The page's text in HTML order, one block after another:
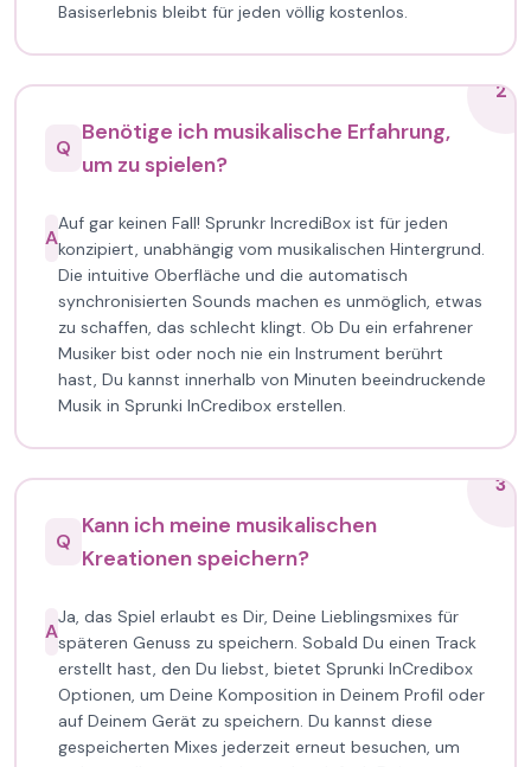
Basiserlebnis bleibt für jeden völlig kostenlos.
2
Q
Benötige ich musikalische Erfahrung,
um zu spielen?
A
Auf gar keinen Fall! Sprunkr IncrediBox ist für jeden
konzipiert, unabhängig vom musikalischen Hintergrund.
Die intuitive Oberfläche und die automatisch
synchronisierten Sounds machen es unmöglich, etwas
zu schaffen, das schlecht klingt. Ob Du ein erfahrener
Musiker bist oder noch nie ein Instrument berührt
hast, Du kannst innerhalb von Minuten beeindruckende
Musik in Sprunki InCredibox erstellen.
3
Q
Kann ich meine musikalischen
Kreationen speichern?
A
Ja, das Spiel erlaubt es Dir, Deine Lieblingsmixes für
späteren Genuss zu speichern. Sobald Du einen Track
erstellt hast, den Du liebst, bietet Sprunki InCredibox
Optionen, um Deine Komposition in Deinem Profil oder
auf Deinem Gerät zu speichern. Du kannst diese
gespeicherten Mixes jederzeit erneut besuchen, um